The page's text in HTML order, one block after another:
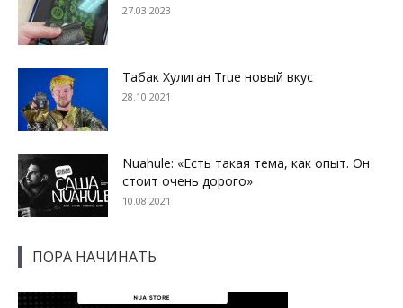
27.03.2023
Табак Хулиган True новый вкус
28.10.2021
Nuahule: «Есть такая тема, как опыт. Он
стоит очень дорого»
10.08.2021
ПОРА НАЧИНАТЬ